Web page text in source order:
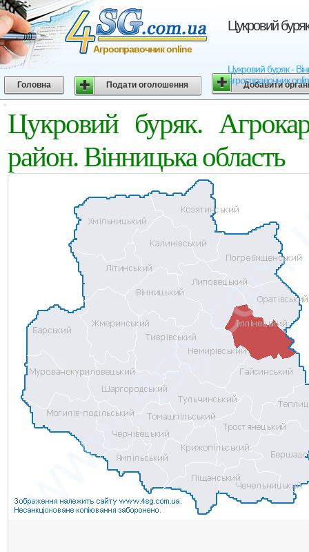
Цукровий
Цукровий буряк -
агросправочник
Агросправочник online
Головна Подати оголошення Добавити
Цукровий буряк.
район. Вінницька область